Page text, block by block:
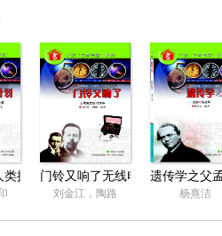
类探索月球的故事
门铃又响了无线电发明的故事
刘金江，陶路
遗传学之父
杨熹洁